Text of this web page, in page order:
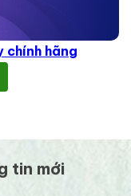
chính hãng
tin mới